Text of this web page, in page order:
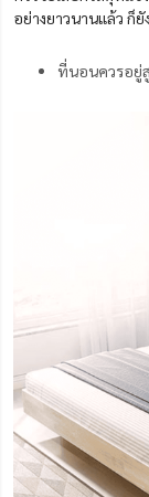
อย่างยาวนานแล้ว ก็
ที่นอนควรอยู่